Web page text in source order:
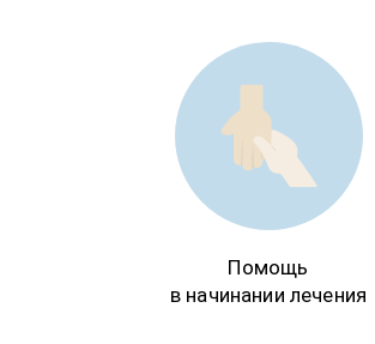
Пациент рассказывает о
запоя на дому и улучшении
самочувствия
Помощь
в начинании лечения